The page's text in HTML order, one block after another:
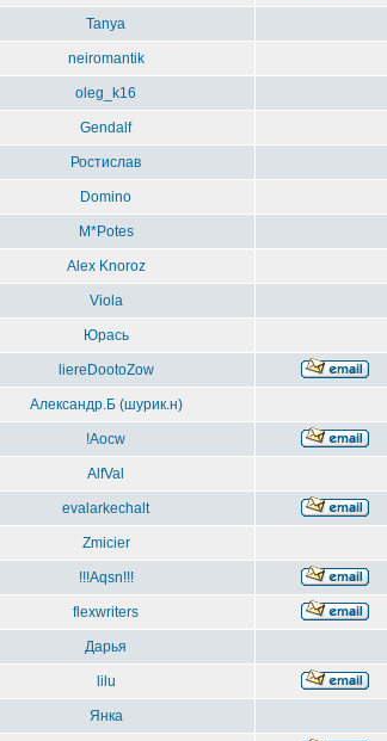
Tanya
neiromantik
oleg_k16
Gendalf
Ростислав
Domino
M*Potes
Alex Knoroz
Viola
Юрась
liereDootoZow
Александр.Б (шурик.н)
!Aocw
AlfVal
evalarkechalt
Zmicier
!!!Aqsn!!!
flexwriters
Дарья
lilu
Янка